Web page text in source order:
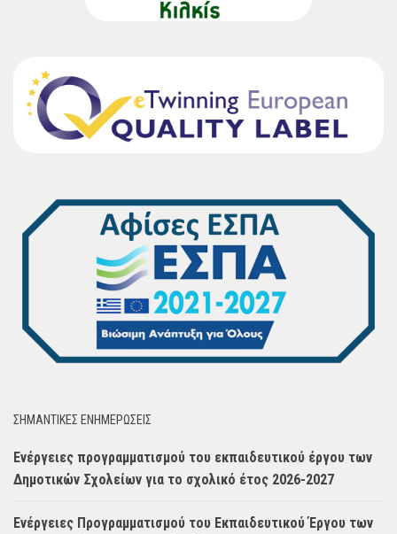
ΣΗΜΑΝΤΙΚΈΣ ΕΝΗΜΈΡΩΣΕΙΣ
Ενέργειες προγραμματισμού του εκπαιδευτικού έργου των
Δημοτικών Σχολείων για το σχολικό έτος 2026-2027
Ενέργειες Προγραμματισμού του Εκπαιδευτικού Έργου των